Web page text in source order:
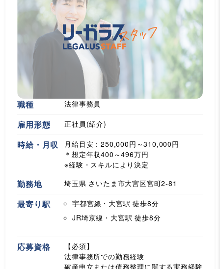
職種 法律事務員
雇用形態 正社員(紹介)
時給・月収
月給目安：250,000円～310,000円
＊想定年収400～496万円
※経験・スキルにより決定
勤務地 埼玉県 さいたま市大宮区宮町2-81
最寄り駅 宇都宮線・大宮駅 徒歩8分
JR埼京線・大宮駅 徒歩8分
応募資格
【必須】
法律事務所での勤務経験
破産申立または債務整理に関する実務経験